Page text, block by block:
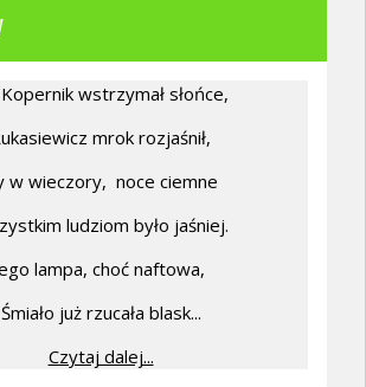
Kopernik wstrzymał słońce,
mrok rozjaśnił,
w wieczory, noce ciemne
ludziom było jaśniej.
lampa, choć naftowa,
Śmiało już rzucała blask...
Czytaj dalej...